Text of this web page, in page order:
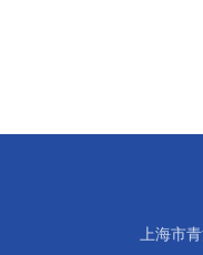
上海市